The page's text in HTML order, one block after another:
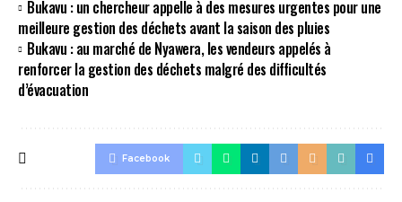
Bukavu : un chercheur appelle à des mesures urgentes pour une
meilleure gestion des déchets avant la saison des pluies
Bukavu : au marché de Nyawera, les vendeurs appelés à
renforcer la gestion des déchets malgré des difficultés
d’évacuation
Facebook